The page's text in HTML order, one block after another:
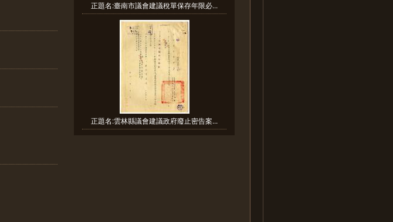
正題名:臺南市議會建議稅單保存年限必...
正題名:雲林縣議會建議政府廢止密告案...